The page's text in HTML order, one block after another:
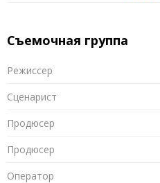
Съемочная группа
Режиссер
Сценарист
Продюсер
Продюсер
Оператор